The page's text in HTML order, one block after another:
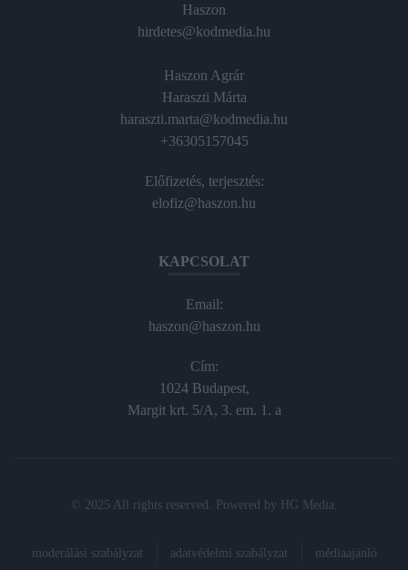
Haszon
hirdetes@kodmedia.hu
Haszon Agrár
Haraszti Márta
haraszti.marta@kodmedia.hu
+36305157045
Előfizetés, terjesztés:
elofiz@haszon.hu
KAPCSOLAT
Email:
haszon@haszon.hu
Cím:
1024 Budapest,
Margit krt. 5/A, 3. em. 1. a
© 2025 All rights reserved. Powered by HG Media
moderálási szabályzat adatvédelmi szabályzat médiaajánló